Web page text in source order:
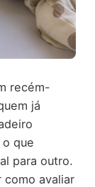
recém-
já
que
para outro.
avaliar